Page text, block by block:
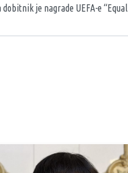
je nagrade UEFA-e “Equal